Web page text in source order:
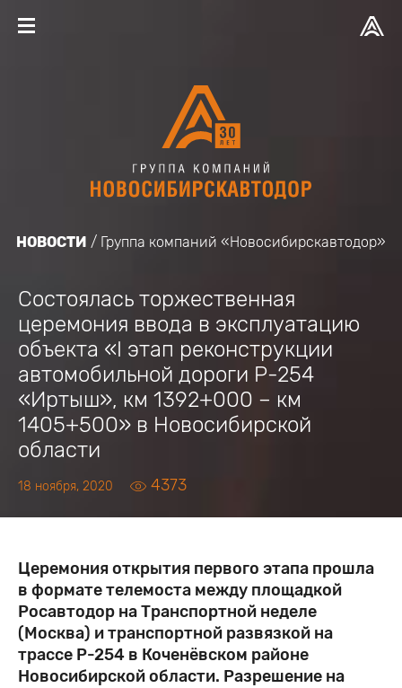
НОВОСТИ Группа компаний «Новосибирскавтодор»
Состоялась торжественная
церемония ввода в эксплуатацию
объекта «I этап реконструкции
автомобильной дороги Р-254
«Иртыш», км 1392+000 – км
1405+500» в Новосибирской
области
18 ноября, 2020 4373
Церемония открытия первого этапа прошла
в формате телемоста между площадкой
Росавтодор на Транспортной неделе
(Москва) и транспортной развязкой на
трассе Р-254 в Коченёвском районе
Новосибирской области. Разрешение на